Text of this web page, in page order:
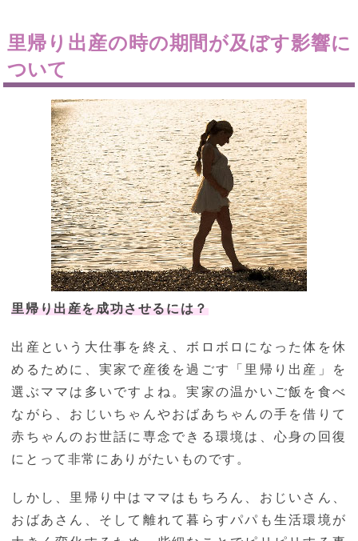
里帰り出産の時の期間が及ぼす影響に
ついて
里帰り出産を成功させるには？
出産という大仕事を終え、ボロボロになった体を休
めるために、実家で産後を過ごす「里帰り出産」を
選ぶママは多いですよね。実家の温かいご飯を食べ
ながら、おじいちゃんやおばあちゃんの手を借りて
赤ちゃんのお世話に専念できる環境は、心身の回復
にとって非常にありがたいものです。
しかし、里帰り中はママはもちろん、おじいさん、
おばあさん、そして離れて暮らすパパも生活環境が